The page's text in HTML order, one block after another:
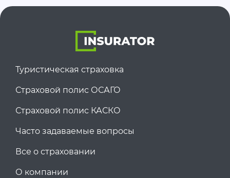
Туристическая страховка
Страховой полис ОСАГО
Страховой полис КАСКО
Часто задаваемые вопросы
Все о страховании
О компании